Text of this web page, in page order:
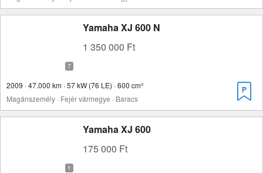
Yamaha XJ 600 N
1 350 000 Ft
2009 · 47.000 km · 57 kW (76 LE) · 600 cm³
Magánszemély · Fejér vármegye · Baracs
Yamaha XJ 600
175 000 Ft